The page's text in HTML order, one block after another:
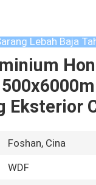
Lebah Baja
Eksterior
Foshan, Cina
WDF